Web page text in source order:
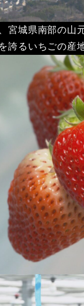
宮城県南部の山
誇るいちごの産